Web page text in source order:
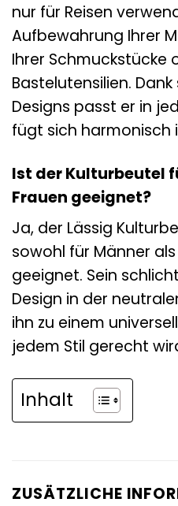
nur für Reisen
Aufbewahrung Ihrer
Ihrer Schmuckstücke
Bastelutensilien.
Designs passt er in
fügt sich harmonisch
Ist der Kulturbeutel
Frauen geeignet?
Ja, der Lässig
sowohl für Männer
geeignet. Sein
Design in der
ihn zu einem
jedem Stil gerecht
Inhalt
ZUSÄTZLICHE